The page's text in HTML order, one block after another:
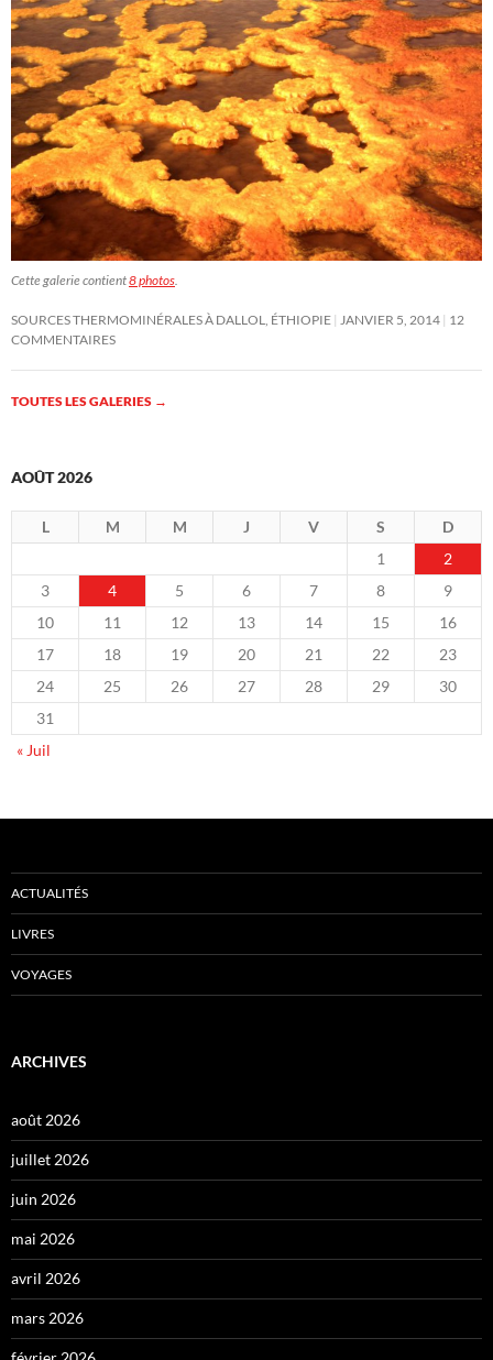
Cette galerie contient8 photos.
SOURCES THERMOMINÉRALES À DALLOL, ÉTHIOPIE JANVIER 5, 2014 12
COMMENTAIRES
TOUTES LES GALERIES →
AOÛT 2026
L M M J V S
D
1
2
3
4 5 6 7 8
9
10
11 12 13 14 15
16
17
18 19 20 21 22
23
24
25 26 27 28 29
30
31
« Juil
ACTUALITÉS
LIVRES
VOYAGES
ARCHIVES
août 2026
juillet 2026
juin 2026
mai 2026
avril 2026
mars 2026